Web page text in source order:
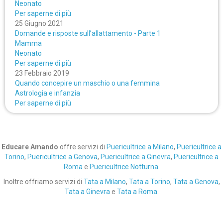
Neonato
Per saperne di più
25 Giugno 2021
Domande e risposte sull’allattamento - Parte 1
Mamma
Neonato
Per saperne di più
23 Febbraio 2019
Quando concepire un maschio o una femmina
Astrologia e infanzia
Per saperne di più
Educare Amando offre servizi di Puericultrice a Milano, Puericultrice a
Torino, Puericultrice a Genova, Puericultrice a Ginevra, Puericultrice a
Roma e Puericultrice Notturna
Inoltre offriamo servizi di Tata a Milano, Tata a Torino, Tata a Genova,
Tata a Ginevra e Tata a Roma